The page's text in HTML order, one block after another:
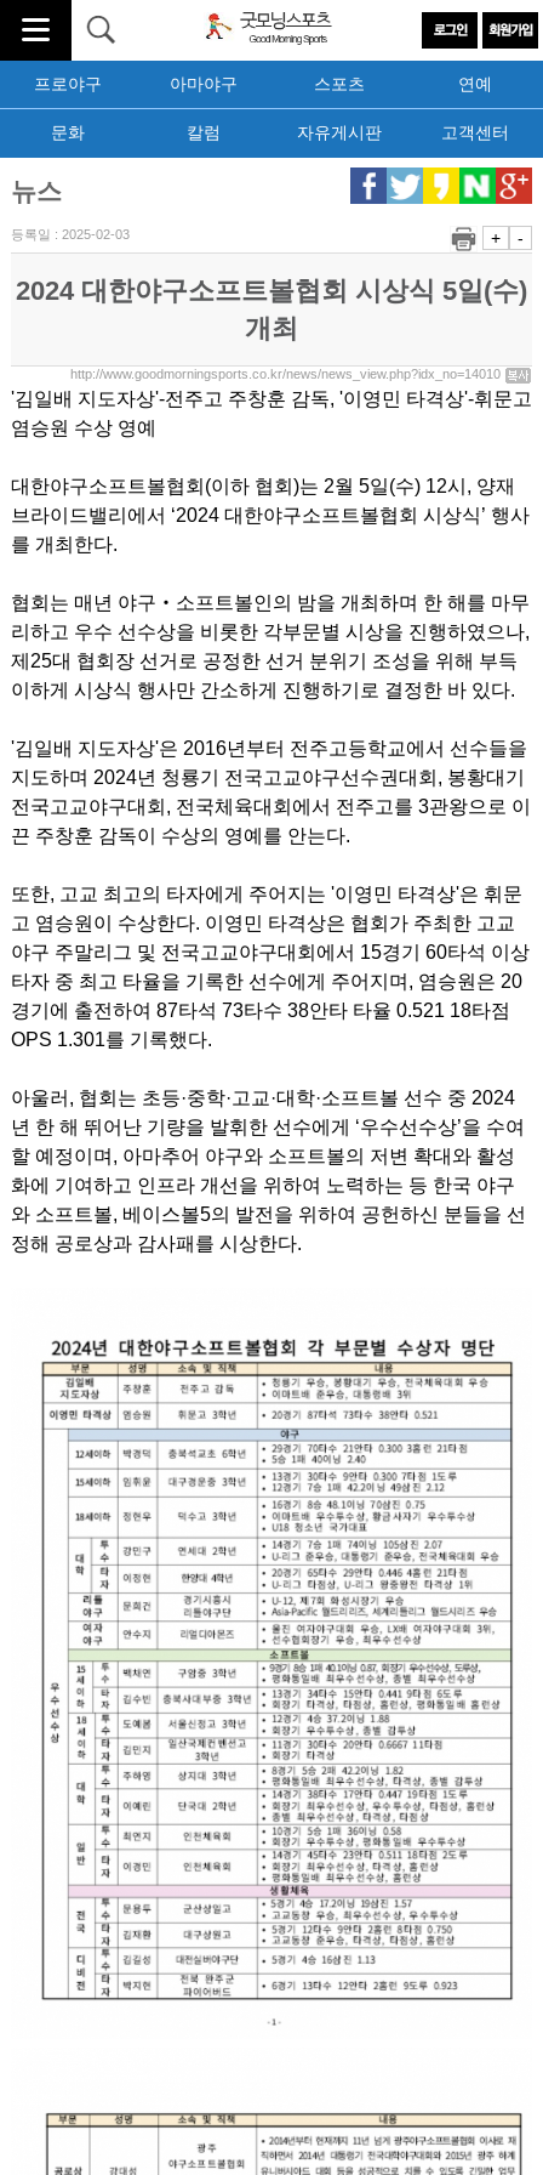
프로야구 아마야구 스포츠 연예
문화 칼럼 자유게시판 고객센터
뉴스
등록일 : 2025-02-03 + -
2024 대한야구소프트볼협회 시상식 5일(수)
개최
http://www.goodmorningsports.co.kr/news/news_view.php?idx_no=14010
'김일배 지도자상'-전주고 주창훈 감독, '이영민 타격상'-휘문고
염승원 수상 영예
대한야구소프트볼협회(이하 협회)는 2월 5일(수) 12시, 양재
브라이드밸리에서 ‘2024 대한야구소프트볼협회 시상식’ 행사
를 개최한다.
협회는 매년 야구‧소프트볼인의 밤을 개최하며 한 해를 마무
리하고 우수 선수상을 비롯한 각부문별 시상을 진행하였으나,
제25대 협회장 선거로 공정한 선거 분위기 조성을 위해 부득
이하게 시상식 행사만 간소하게 진행하기로 결정한 바 있다.
'김일배 지도자상'은 2016년부터 전주고등학교에서 선수들을
지도하며 2024년 청룡기 전국고교야구선수권대회, 봉황대기
전국고교야구대회, 전국체육대회에서 전주고를 3관왕으로 이
끈 주창훈 감독이 수상의 영예를 안는다.
또한, 고교 최고의 타자에게 주어지는 '이영민 타격상'은 휘문
고 염승원이 수상한다. 이영민 타격상은 협회가 주최한 고교
야구 주말리그 및 전국고교야구대회에서 15경기 60타석 이상
타자 중 최고 타율을 기록한 선수에게 주어지며, 염승원은 20
경기에 출전하여 87타석 73타수 38안타 타율 0.521 18타점
OPS 1.301를 기록했다.
아울러, 협회는 초등·중학·고교·대학·소프트볼 선수 중 2024
년 한 해 뛰어난 기량을 발휘한 선수에게 ‘우수선수상’을 수여
할 예정이며, 아마추어 야구와 소프트볼의 저변 확대와 활성
화에 기여하고 인프라 개선을 위하여 노력하는 등 한국 야구
와 소프트볼, 베이스볼5의 발전을 위하여 공헌하신 분들을 선
정해 공로상과 감사패를 시상한다.